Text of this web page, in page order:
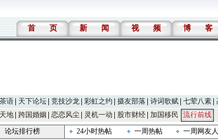
首 页 新 闻 视 频 博 客
语 天下论坛 竞技沙龙 彩虹之约 摄友部落 诗词歌赋 七荤八素
地 跨国婚姻 恋恋风尘 灵机一动 股市财经 加国移民 流行前线
论坛排行榜 24小时热帖 一周热帖 一周网友